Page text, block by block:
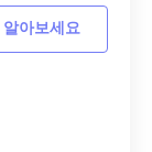
아보세요